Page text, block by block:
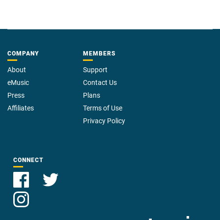
COMPANY
About
eMusic
Press
Affiliates
MEMBERS
Support
Contact Us
Plans
Terms of Use
Privacy Policy
CONNECT